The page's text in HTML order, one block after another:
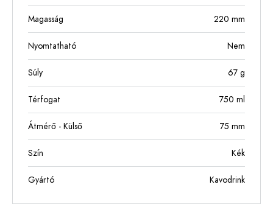
Magasság 220 mm
Nyomtatható Nem
Súly 67 g
Térfogat 750 ml
Átmérő - Külső 75 mm
Szín Kék
Gyártó Kavodrink